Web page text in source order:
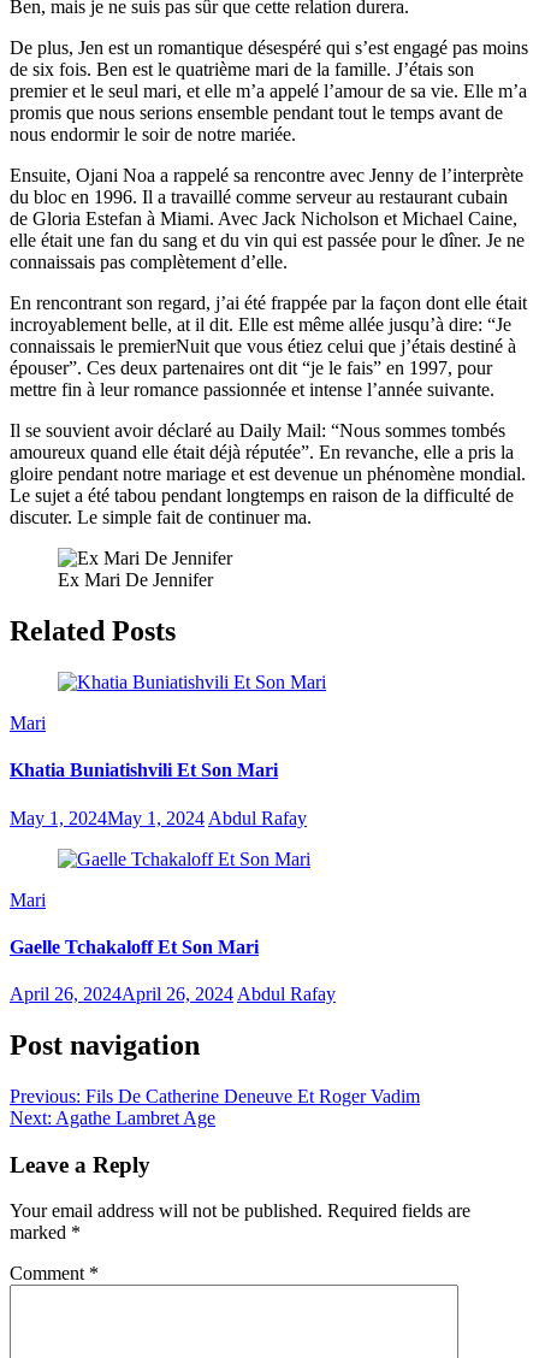
Ben, mais je ne suis pas sûr que cette relation durera.
De plus, Jen est un romantique désespéré qui s’est engagé pas moins
de six fois. Ben est le quatrième mari de la famille. J’étais son
premier et le seul mari, et elle m’a appelé l’amour de sa vie. Elle m’a
promis que nous serions ensemble pendant tout le temps avant de
nous endormir le soir de notre mariée.
Ensuite, Ojani Noa a rappelé sa rencontre avec Jenny de l’interprète
du bloc en 1996. Il a travaillé comme serveur au restaurant cubain
de Gloria Estefan à Miami. Avec Jack Nicholson et Michael Caine,
elle était une fan du sang et du vin qui est passée pour le dîner. Je ne
connaissais pas complètement d’elle.
En rencontrant son regard, j’ai été frappée par la façon dont elle était
incroyablement belle, at il dit. Elle est même allée jusqu’à dire: “Je
connaissais le premierNuit que vous étiez celui que j’étais destiné à
épouser”. Ces deux partenaires ont dit “je le fais” en 1997, pour
mettre fin à leur romance passionnée et intense l’année suivante.
Il se souvient avoir déclaré au Daily Mail: “Nous sommes tombés
amoureux quand elle était déjà réputée”. En revanche, elle a pris la
gloire pendant notre mariage et est devenue un phénomène mondial.
Le sujet a été tabou pendant longtemps en raison de la difficulté de
discuter. Le simple fait de continuer ma.
Ex Mari De Jennifer
Related Posts
Mari
Khatia Buniatishvili Et Son Mari
May 1, 2024May 1, 2024 Abdul Rafay
Mari
Gaelle Tchakaloff Et Son Mari
April 26, 2024April 26, 2024 Abdul Rafay
Post navigation
Previous: Fils De Catherine Deneuve Et Roger Vadim
Next: Agathe Lambret Age
Leave a Reply
Your email address will not be published. Required fields are
marked *
Comment *